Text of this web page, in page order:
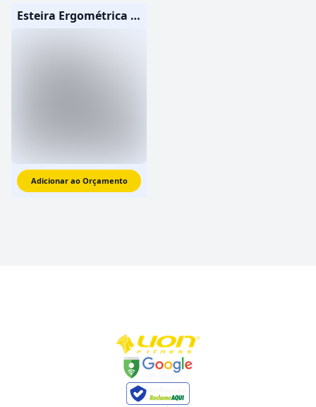
Esteira Ergométrica Profissional X6i
Adicionar ao Orçamento